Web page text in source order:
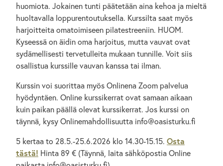
huomiota. Jokainen tunti päätetään aina kehoa ja mieltä
huoltavalla loppurentoutuksella. Kurssilta saat myös
harjoitteita omatoimiseen pilatestreeniin. HUOM.
Kyseessä on äidin oma harjoitus, mutta vauvat ovat
sydämellisesti tervetulleita mukaan tunnille. Voit siis
osallistua kurssille vauvan kanssa tai ilman.
Kurssin voi suorittaa myös Onlinena Zoom palvelua
hyödyntäen. Online kurssikerrat ovat samaan aikaan
kuin paikan päällä olevat kurssikerrat. Jos kurssi on
täynnä, kysy Onlinemahdollisuutta info@oasisturku.fi
5 kertaa to 28.5.-25.6.2026 klo 14.30-15.15. Osta
tästä! Hinta 89 € (Täynnä, laita sähköpostia Online